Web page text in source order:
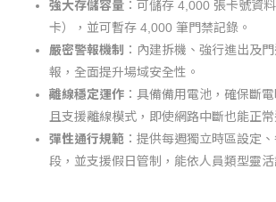
強大存儲容量 ：可儲存 4,000 張卡號資
卡），並可暫存 4,000 筆門禁記錄。
嚴密警報機制 ：內建拆機、強行進出及
報，全面提升場域安全性。
離線穩定運作 ：具備備用電池，確保斷
且支援離線模式，即使網路中斷也能正
彈性通行規範 ：提供每週獨立時區設定
段，並支援假日管制，能依人員類型靈活